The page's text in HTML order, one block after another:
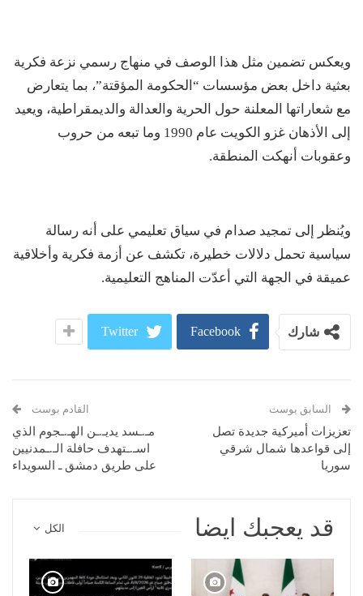
ويعكس تضمين مثل هذا الوصف في منهاج رسمي نزعة فكرية
بعثية داخل بعض مؤسسات “الحكومة المؤقتة”، بما يتعارض
مع شعاراتها المعلنة حول الحرية والعدالة والديمقراطية، ويعيد
إلى الأذهان غزو الكويت عام 1990 وما تبعه من حروب
وعقوبات أنهكت المنطقة.
ويُنظر إلى تمجيد صدام في سياق تعليمي على أنه رسالة
سياسية تحمل دلالات خطيرة، تكشف عن أزمة فكرية وأخلاقية
عميقة في الجهة التي أعدّت المناهج التعليمية.
شارك Facebook
Twitter
السابق بوست
تعزيزات أميركية جديدة تصل
إلى قواعدها شمال شرقي
سوريا
القادم بوست
مـ.ـسد يديـ.ـن الهـ.ـجوم الذي
اسـ.ـتهدف حافلة الـ.ـمدنيين
على طريق دمشق ـ السويداء
الكل قد يعجبك ايضا